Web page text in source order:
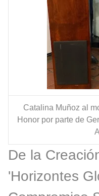
Catalina Muñoz al
Honor por parte de
De la
'Horizontes